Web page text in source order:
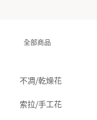
全部商品
不凋⧸乾燥花
多色組合
索拉⧸手工花